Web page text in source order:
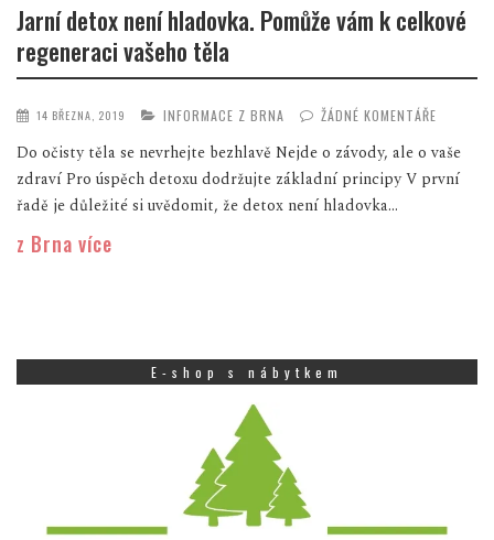
Jarní detox není hladovka. Pomůže vám k celkové
regeneraci vašeho těla
14 BŘEZNA, 2019 INFORMACE Z BRNA ŽÁDNÉ KOMENTÁŘE
Do očisty těla se nevrhejte bezhlavě Nejde o závody, ale o vaše
zdraví Pro úspěch detoxu dodržujte základní principy V první
řadě je důležité si uvědomit, že detox není hladovka...
z Brna více
E-shop s nábytkem